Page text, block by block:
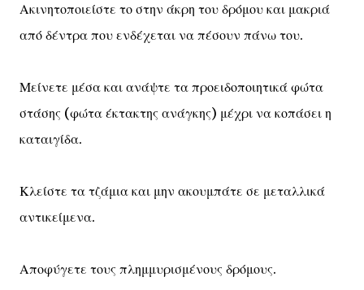
Ακινητοποιείστε το στην άκρη του δρόμου και μακριά
από δέντρα που ενδέχεται να πέσουν πάνω του.
Μείνετε μέσα και ανάψτε τα προειδοποιητικά φώτα
στάσης (φώτα έκτακτης ανάγκης) μέχρι να κοπάσει η
καταιγίδα.
Κλείστε τα τζάμια και μην ακουμπάτε σε μεταλλικά
αντικείμενα.
Αποφύγετε τους πλημμυρισμένους δρόμους.